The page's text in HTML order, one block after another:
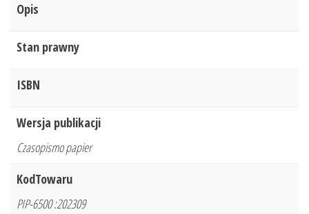
Opis
Stan prawny
ISBN
Wersja publikacji
Czasopismo papier
KodTowaru
PIP-6500 :202309